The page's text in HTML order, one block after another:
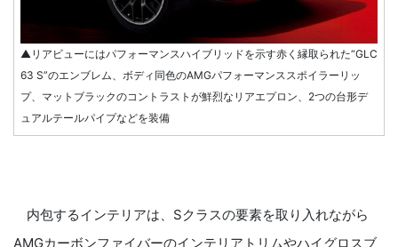
▲リアビューにはパフォーマンスハイブリッドを示す赤く縁取られた“GLC
63 S”のエンブレム、ボディ同色のAMGパフォーマンススポイラーリッ
プ、マットブラックのコントラストが鮮烈なリアエプロン、2つの台形デ
ュアルテールパイプなどを装備
内包するインテリアは、Sクラスの要素を取り入れながら
AMGカーボンファイバーのインテリアトリムやハイグロスブ